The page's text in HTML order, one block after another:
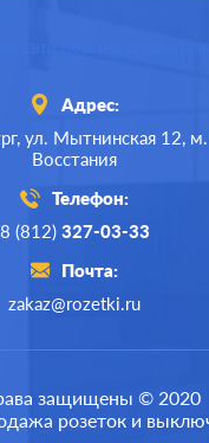
Адрес:
ул. Мытнинская 12,
Восстания
Телефон:
8 (812) 327-03-33
Почта:
zakaz@rozetki.ru
защищены © 2020
розеток и